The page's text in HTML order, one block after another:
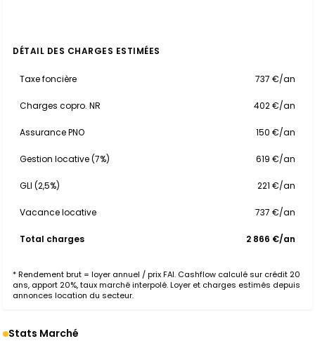
DÉTAIL DES CHARGES ESTIMÉES
Taxe foncière 737 €/an
Charges copro. NR 402 €/an
Assurance PNO 150 €/an
Gestion locative (7%) 619 €/an
GLI (2,5%) 221 €/an
Vacance locative 737 €/an
Total charges 2 866 €/an
* Rendement brut = loyer annuel / prix FAI. Cashflow calculé sur crédit 20
ans, apport 20%, taux marché interpolé. Loyer et charges estimés depuis
annonces location du secteur.
Stats Marché